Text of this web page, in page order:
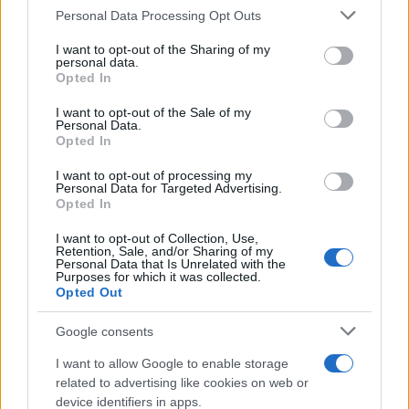
Please note that this website/app uses one or more Google
not limited to your visit or usage behaviour. You may click to
grant or deny consent to Google and its third-party tags to
use your data for below specified purposes in below Google
consent section.
Personal Data Processing Opt Outs
I want to opt-out of the Sharing of my
personal data.
Opted In
I want to opt-out of the Sale of my
Personal Data.
Opted In
I want to opt-out of processing my
Personal Data for Targeted Advertising.
Opted In
I want to opt-out of Collection, Use,
Retention, Sale, and/or Sharing of my
Personal Data that Is Unrelated with the
Purposes for which it was collected.
Opted Out
Google consents
I want to allow Google to enable storage
related to advertising like cookies on web or
device identifiers in apps.
Continua a leggere
NEWS
CSI Bergamo: Tra Corsi, Eventi e Protezione dei Dati
Personali